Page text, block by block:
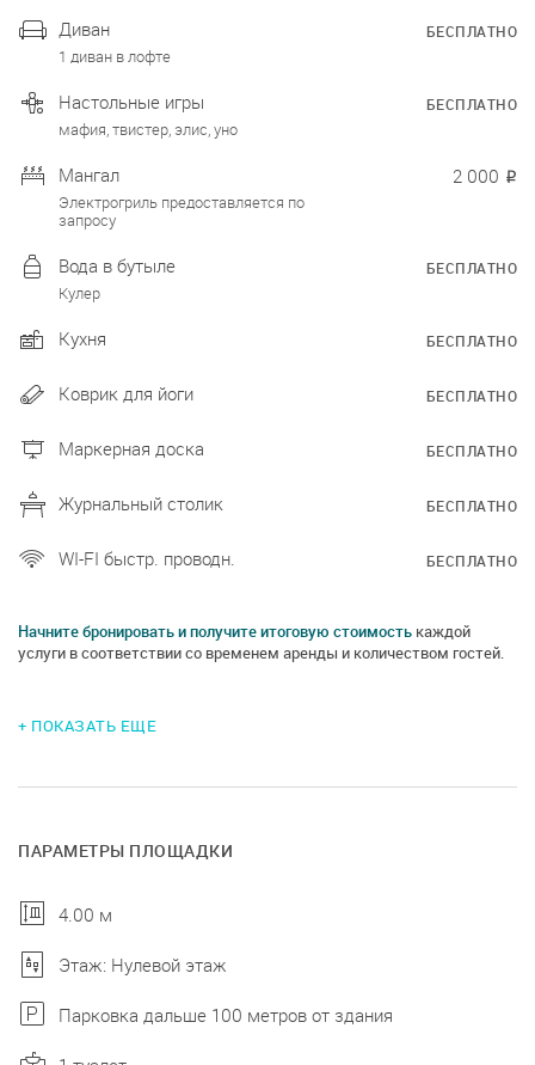
Диван
1 диван в лофте
БЕСПЛАТНО
Настольные игры
мафия, твистер, элис, уно
БЕСПЛАТНО
Мангал
Электрогриль предоставляется по
запросу
2 000 ₽
Вода в бутыле
Кулер
БЕСПЛАТНО
Кухня БЕСПЛАТНО
Коврик для йоги БЕСПЛАТНО
Маркерная доска БЕСПЛАТНО
Журнальный столик БЕСПЛАТНО
WI-FI быстр. проводн. БЕСПЛАТНО
Начните бронировать и получите итоговую стоимость каждой
услуги в соответствии со временем аренды и количеством гостей.
+ ПОКАЗАТЬ ЕЩЕ
ПАРАМЕТРЫ ПЛОЩАДКИ
4.00 м
Этаж: Нулевой этаж
Парковка дальше 100 метров от здания